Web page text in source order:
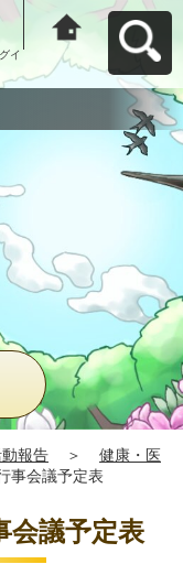
イ
大府市民活動支
援サイト コラビ
アへ戻る
報告 ＞
健康・医
事会議予定表
会議予定表